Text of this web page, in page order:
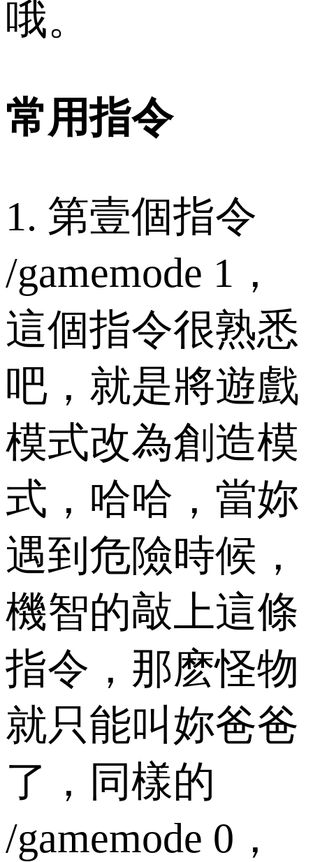
哦。
常用指令
1. 第壹個指令
/gamemode 1，
這個指令很熟悉
吧，就是將遊戲
模式改為創造模
式，哈哈，當妳
遇到危險時候，
機智的敲上這條
指令，那麽怪物
就只能叫妳爸爸
了，同樣的
/gamemode 0，